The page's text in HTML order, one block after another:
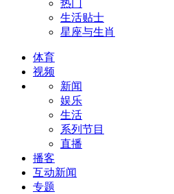
热门
生活贴士
星座与生肖
体育
视频
新闻
娱乐
生活
系列节目
直播
播客
互动新闻
专题